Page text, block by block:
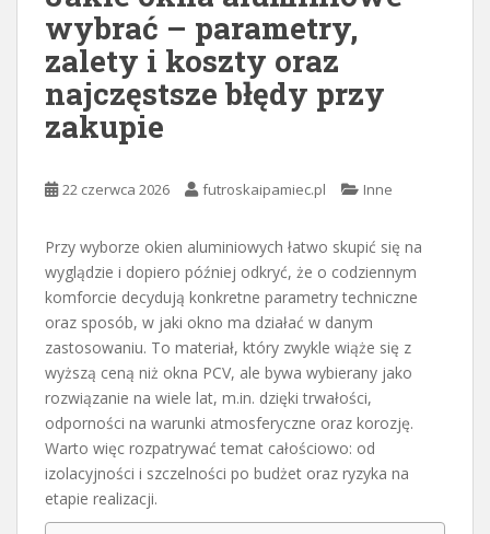
wybrać – parametry,
zalety i koszty oraz
najczęstsze błędy przy
zakupie
22 czerwca 2026 futroskaipamiec.pl Inne
Przy wyborze okien aluminiowych łatwo skupić się na
wyglądzie i dopiero później odkryć, że o codziennym
komforcie decydują konkretne parametry techniczne
oraz sposób, w jaki okno ma działać w danym
zastosowaniu. To materiał, który zwykle wiąże się z
wyższą ceną niż okna PCV, ale bywa wybierany jako
rozwiązanie na wiele lat, m.in. dzięki trwałości,
odporności na warunki atmosferyczne oraz korozję.
Warto więc rozpatrywać temat całościowo: od
izolacyjności i szczelności po budżet oraz ryzyka na
etapie realizacji.